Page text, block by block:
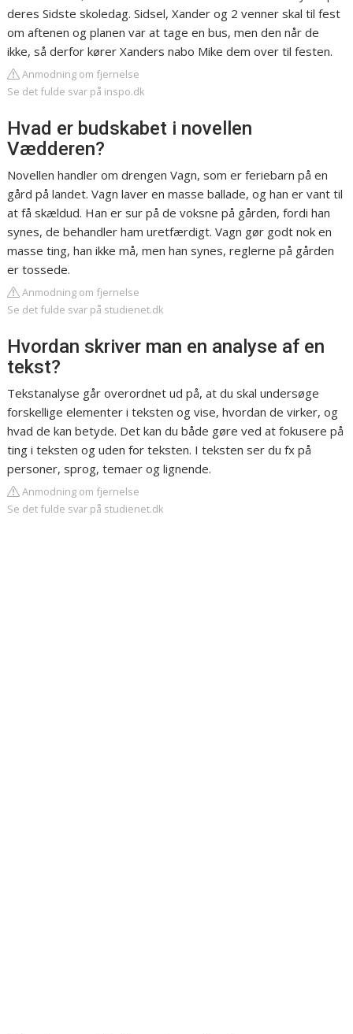
deres Sidste skoledag. Sidsel, Xander og 2 venner skal til fest
om aftenen og planen var at tage en bus, men den når de
ikke, så derfor kører Xanders nabo Mike dem over til festen.
Anmodning om fjernelse
Se det fulde svar på inspo.dk
Hvad er budskabet i novellen
Vædderen?
Novellen handler om drengen Vagn, som er feriebarn på en
gård på landet. Vagn laver en masse ballade, og han er vant til
at få skældud. Han er sur på de voksne på gården, fordi han
synes, de behandler ham uretfærdigt. Vagn gør godt nok en
masse ting, han ikke må, men han synes, reglerne på gården
er tossede.
Anmodning om fjernelse
Se det fulde svar på studienet.dk
Hvordan skriver man en analyse af en
tekst?
Tekstanalyse går overordnet ud på, at du skal undersøge
forskellige elementer i teksten og vise, hvordan de virker, og
hvad de kan betyde. Det kan du både gøre ved at fokusere på
ting i teksten og uden for teksten. I teksten ser du fx på
personer, sprog, temaer og lignende.
Anmodning om fjernelse
Se det fulde svar på studienet.dk